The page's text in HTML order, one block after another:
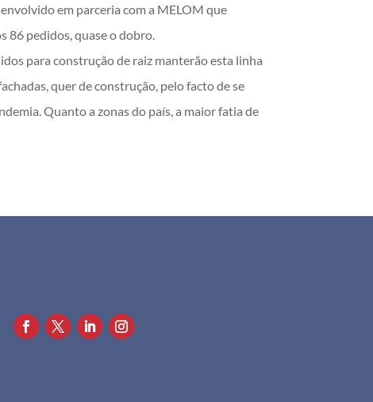
em parceria com a MELOM que
86 pedidos, quase o dobro.
para construção de raiz manterão esta linha
quer de construção, pelo facto de se
Quanto a zonas do país, a maior fatia de